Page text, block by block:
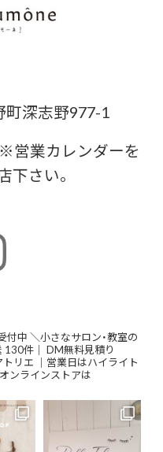
深志野977-1
業カレンダーを
下さい。
付中 ⁡＼小さなサロン・教室の
130件｜ DM無料見積り⁡
トリエ ｜営業日はハイライト
ンラインストアは